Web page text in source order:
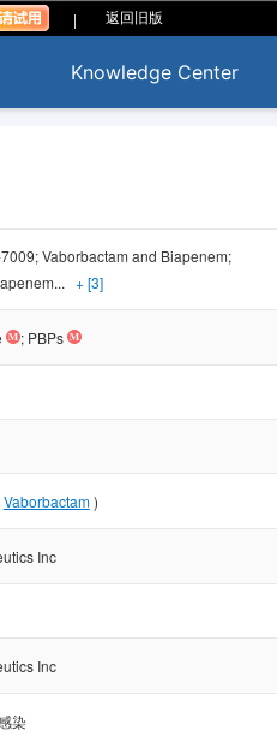
| 返回旧版
Knowledge Center
Vaborbactam and Biapenem;
+ [3]
; PBPs
Vaborbactam)
Inc
Inc
染